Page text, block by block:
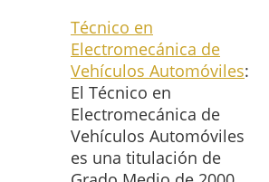
Técnico en
Electromecánica de
Vehículos Automóviles:
El Técnico en
Electromecánica de
Vehículos Automóviles
es una titulación de